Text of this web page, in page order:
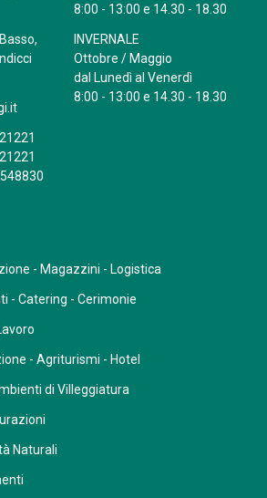
8:00 - 13:00 e 14.30 - 18.30
INVERNALE
Ottobre / Maggio
dal Lunedì al Venerdì
8:00 - 13:00 e 14.30 - 18.30
- Magazzini - Logistica
- Catering - Cerimonie
- Agriturismi - Hotel
di Villeggiatura
Naturali